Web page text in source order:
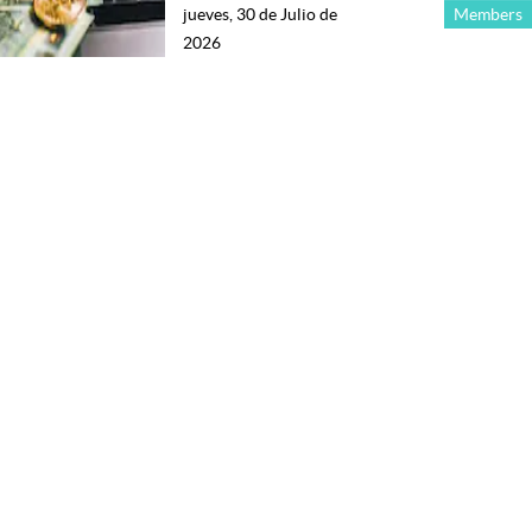
Members
jueves, 30 de Julio de
2026